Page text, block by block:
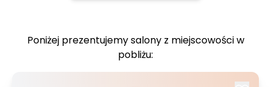
Poniżej prezentujemy salony z miejscowości w
pobliżu: